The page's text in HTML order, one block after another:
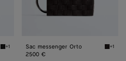
Black Sac messenger Orto
+1 Sac messenger Orto +1
2500 €